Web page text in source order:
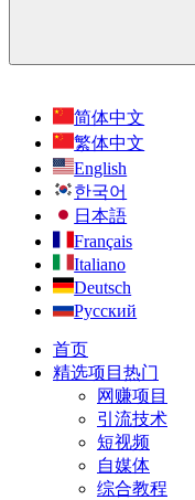
简体中文
繁体中文
English
한국어
日本語
Français
Italiano
Deutsch
Русский
首页
精选项目 热门
网赚项目
引流技术
短视频
自媒体
综合教程